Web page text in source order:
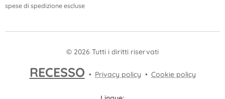
spese di spedizione escluse
© 2026 Tutti i diritti riservati
RECESSO Privacy policy Cookie policy